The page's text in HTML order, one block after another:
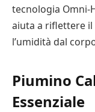
tecnologia Omni-
aiuta a riflettere
l’umidità dal
Piumino
Essenziale